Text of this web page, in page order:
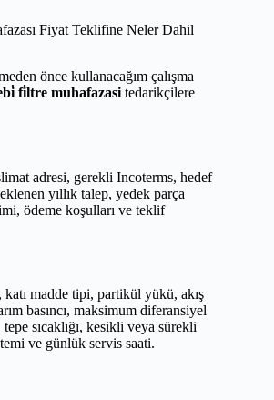
Fiyat Teklifine Neler Dahil
önce kullanacağım çalışma
fi̇ltre muhafazasi tedarikçilere
adresi, gerekli Incoterms, hedef
yıllık talep, yedek parça
ödeme koşulları ve teklif
madde tipi, partikül yükü, akış
basıncı, maksimum diferansiyel
tepe sıcaklığı, kesikli veya sürekli
ve günlük servis saati.